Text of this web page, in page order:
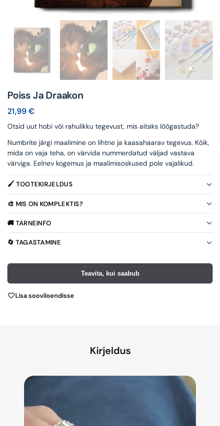
Poiss Ja Draakon
21,99€
Otsid uut hobi või rahulikku tegevust, mis aitaks lõõgastuda?
Numbrite järgi maalimine on lihtne ja kaasahaarav tegevus. Kõik,
mida on vaja teha, on värvida nummerdatud väljad vastava
värviga. Eelnev kogemus ja maalimisoskused pole vajalikud.
🖌️ TOOTEKIRJELDUS
🎨 MIS ON KOMPLEKTIS?
🚚 TARNEINFO
🔄 TAGASTAMINE
Teavita, kui saabub
Lisa sooviloendisse
Kirjeldus